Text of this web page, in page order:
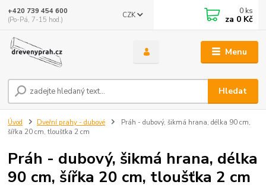
Menu
CZK
Hledat
+420 739 454 600
(Po-Pá, 7-15 hod.)
0 ks
za 0 Kč
Úvod Dveřní prahy - dubové
Práh - dubový, šikmá hrana, délka 90 cm,
šířka 20 cm, tloušťka 2 cm
Práh - dubový, šikmá hrana, délka
90 cm, šířka 20 cm, tloušťka 2 cm